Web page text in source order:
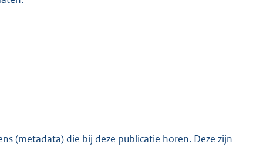
b
(metadata) die bij deze publicatie horen. Deze zijn